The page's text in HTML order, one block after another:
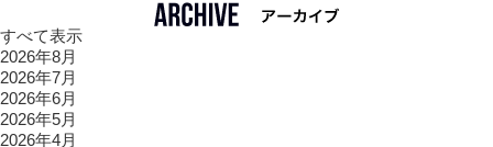
すべて表示
2026年8月
2026年7月
2026年6月
2026年5月
2026年4月